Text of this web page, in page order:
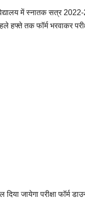
में स्नातक सत्र
हफ्ते तक फॉर्म भरवाकर
दिया जायेगा परीक्षा फॉर्म